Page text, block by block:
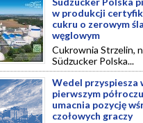
w produkcji
cukru o zerowym
węglowym
Cukrownia Strzelin,
Südzucker Polska...
Wedel przyspiesza
pierwszym
umacnia pozycję
czołowych graczy